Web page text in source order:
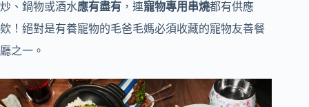
炒、鍋物或酒水應有盡有 ，連寵物專用串燒都有供應
欸！絕對是有養寵物的毛爸毛媽必須收藏的寵物友善餐
廳之一。